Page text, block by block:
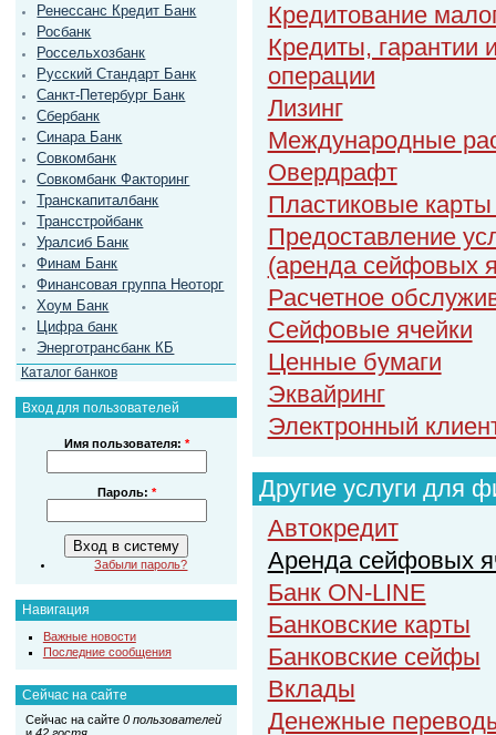
Ренессанс Кредит Банк
Росбанк
Россельхозбанк
Русский Стандарт Банк
Санкт-Петербург Банк
Сбербанк
Синара Банк
Совкомбанк
Совкомбанк Факторинг
Транскапиталбанк
Трансстройбанк
Уралсиб Банк
Финам Банк
Финансовая группа Неоторг
Хоум Банк
Цифра банк
Энерготрансбанк КБ
Каталог банков
Вход для пользователей
Имя пользователя: *
Пароль: *
Забыли пароль?
Навигация
Важные новости
Последние сообщения
Сейчас на сайте
Сейчас на сайте 0 пользователей
Кредитование
Кредиты, гарантии
операции
Лизинг
Международные
Овердрафт
Пластиковые
Предоставление
(аренда сейфовых
Расчетное
Сейфовые ячейки
Ценные бумаги
Эквайринг
Электронный
Другие услуги для
Автокредит
Аренда сейфовых
Банк ON-LINE
Банковские карты
Банковские сейфы
Вклады
Денежные